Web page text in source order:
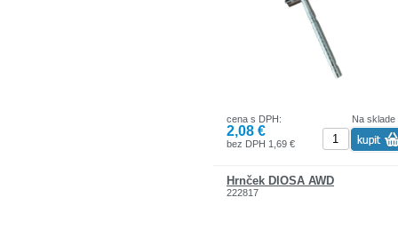
- holiaci strojček na klasické žiletky
- dizajn kovového strojčeka
- strojček na holenie v retro štýle
Na sklade
cena s DPH:
2,08 €
bez DPH 1,69 €
Hrnček DIOSA AWD
222817